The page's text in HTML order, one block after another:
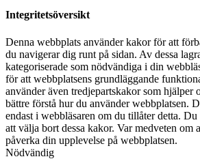
Integritetsöversikt
Denna webbplats använder kakor för att
du navigerar dig runt på sidan. Av dessa
kategoriserade som nödvändiga i din
för att webbplatsens grundläggande
använder även tredjepartskakor som hjälper
bättre förstå hur du använder webbplatsen.
endast i webbläsaren om du tillåter detta.
att välja bort dessa kakor. Var medveten om
påverka din upplevelse på webbplatsen.
Nödvändig